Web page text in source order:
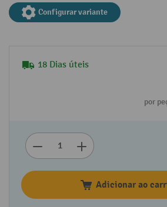
Configurar variante
18 Dias úteis
por
Adicionar ao